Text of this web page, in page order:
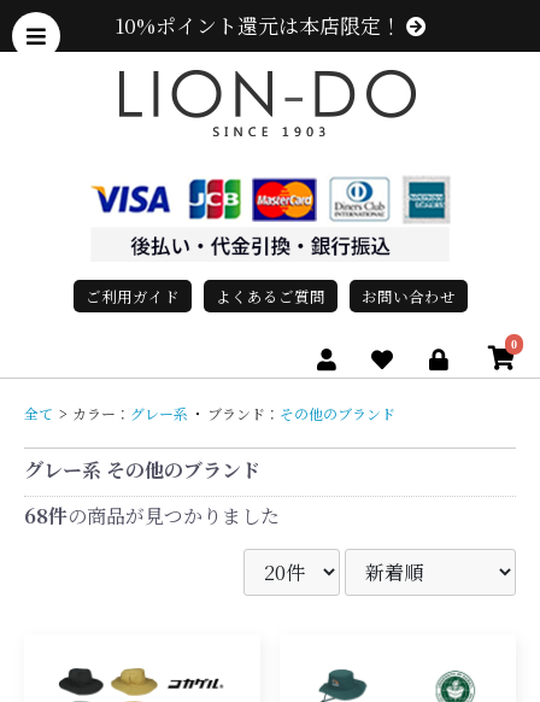
10%ポイント還元は本店限定！
ご利用ガイド よくあるご質問 お問い合わせ
0
全て > カラー： グレー系 ・ ブランド： その他のブランド
グレー系 その他のブランド
68件の商品が見つかりました
グレース、grace)